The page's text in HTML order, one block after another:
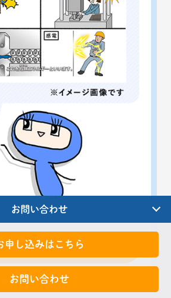
申込みはこちら
お問い合わせ
申し込みはこちら
お問い合わせ